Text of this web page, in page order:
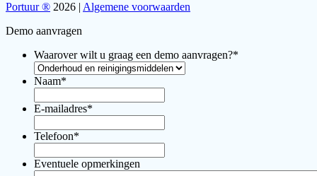
Portuur ® 2026 | Algemene voorwaarden
Demo aanvragen
Waarover wilt u graag een demo aanvragen?*
Naam*
E-mailadres*
Telefoon*
Eventuele opmerkingen